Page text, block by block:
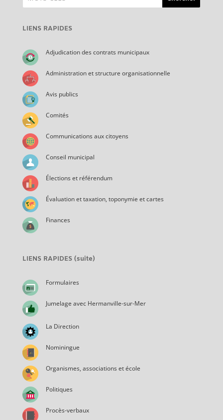
LIENS RAPIDES
Adjudication des contrats municipaux
Administration et structure organisationnelle
Avis publics
Comités
Communications aux citoyens
Conseil municipal
Élections et référendum
Évaluation et taxation, toponymie et cartes
Finances
LIENS RAPIDES (suite)
Formulaires
Jumelage avec Hermanville-sur-Mer
La Direction
Nominingue
Organismes, associations et école
Politiques
Procès-verbaux